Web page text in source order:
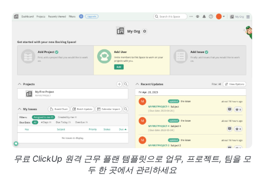
무료 ClickUp 원격 근무 플랜 템플릿으로 업무, 프로젝트, 팀을 모
두 한 곳에서 관리하세요